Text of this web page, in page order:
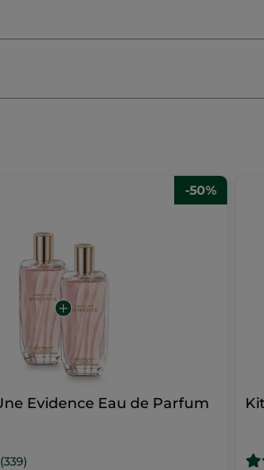
SODIUM COCOYL ISETHIONATE
-50%
Evidence Eau de Parfum
(339)